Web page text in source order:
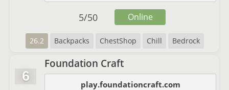
26.2 Backpacks ChestShop Chill Bedrock
5/50 Online
6
Foundation Craft
play.foundationcraft.com